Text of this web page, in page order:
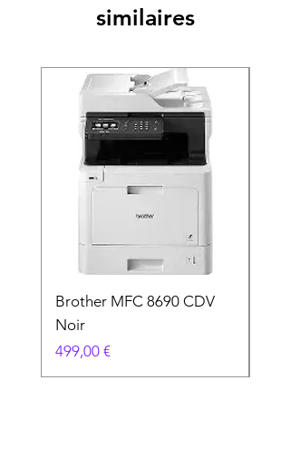
similaires
Brother MFC 8690 CDV
Noir
Prix
499,00 €